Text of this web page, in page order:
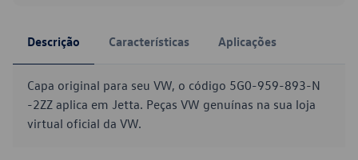
Descrição Características Aplicações
Capa original para seu VW, o código 5G0-959-893-N
-2ZZ aplica em Jetta. Peças VW genuínas na sua loja
virtual oficial da VW.